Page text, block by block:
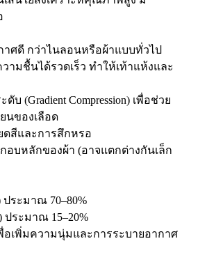
าศดี กว่าไนลอนหรือผ้าแบบทั่วไป
ามชื้นได้รวดเร็ว ทำให้เท้าแห้งและ
บ (Gradient Compression) เพื่อช่วย
นของเลือด
สีและการสึกหรอ
อบหลักของผ้า (อาจแตกต่างกันเล็ก
ประมาณ 70–80%
ประมาณ 15–20%
พื่อเพิ่มความนุ่มและการระบายอากาศ